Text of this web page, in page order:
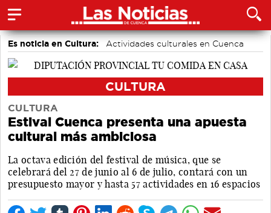
Es noticia en Cultura:
Actividades culturales en Cuenca
Festivales
CULTURA
CULTURA
Estival Cuenca presenta una apuesta
cultural más ambiciosa
La octava edición del festival de música, que se
celebrará del 27 de junio al 6 de julio, contará con un
presupuesto mayor y hasta 57 actividades en 16 espacios